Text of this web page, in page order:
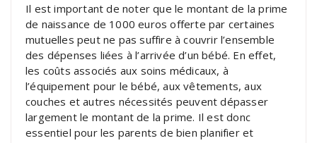
Il est important de noter que le montant de la prime
de naissance de 1000 euros offerte par certaines
mutuelles peut ne pas suffire à couvrir l’ensemble
des dépenses liées à l’arrivée d’un bébé. En effet,
les coûts associés aux soins médicaux, à
l’équipement pour le bébé, aux vêtements, aux
couches et autres nécessités peuvent dépasser
largement le montant de la prime. Il est donc
essentiel pour les parents de bien planifier et